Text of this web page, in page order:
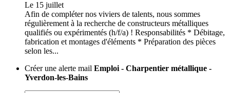
Le 15 juillet
Afin de compléter nos viviers de talents, nous sommes
régulièrement à la recherche de constructeurs métalliques
qualifiés ou expérimentés (h/f/a) ! Responsabilités * Débitage,
fabrication et montages d'éléments * Préparation des pièces
selon les...
Créer une alerte mail Emploi - Charpentier métallique -
Yverdon-les-Bains